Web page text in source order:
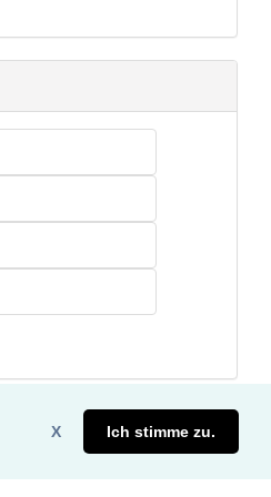
X Ich stimme zu.